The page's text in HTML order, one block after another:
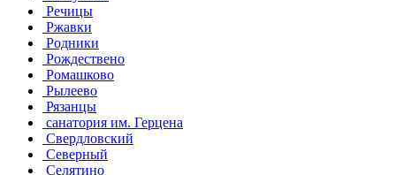
Речицы
Ржавки
Родники
Рождествено
Ромашково
Рылеево
Рязанцы
санатория им. Герцена
Свердловский
Северный
Селятино